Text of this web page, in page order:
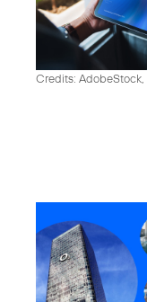
Credits: